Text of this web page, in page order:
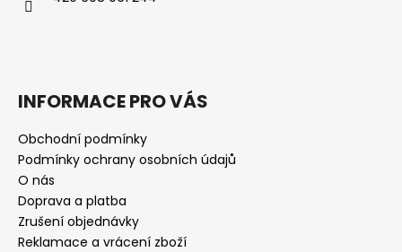
INFORMACE PRO VÁS
Obchodní podmínky
Podmínky ochrany osobních údajů
O nás
Doprava a platba
Zrušení objednávky
Reklamace a vrácení zboží